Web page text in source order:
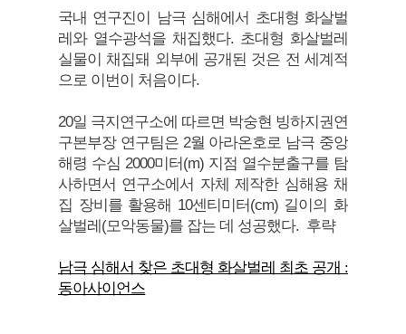
국내 연구진이 남극 심해에서 초대형 화살벌
레와 열수광석을 채집했다. 초대형 화살벌레
실물이 채집돼 외부에 공개된 것은 전 세계적
으로 이번이 처음이다.
20일 극지연구소에 따르면 박숭현 빙하지권연
구본부장 연구팀은 2월 아라온호로 남극 중앙
해령 수심 2000미터(m) 지점 열수분출구를 탐
사하면서 연구소에서 자체 제작한 심해용 채
집 장비를 활용해 10센티미터(cm) 길이의 화
살벌레(모악동물)를 잡는 데 성공했다. 후략
남극 심해서 찾은 초대형 화살벌레 최초 공개 :
동아사이언스